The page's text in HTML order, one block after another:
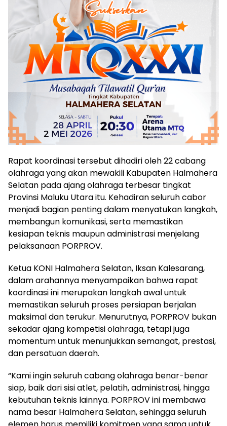
Rapat koordinasi tersebut dihadiri oleh 22 cabang
olahraga yang akan mewakili Kabupaten Halmahera
Selatan pada ajang olahraga terbesar tingkat
Provinsi Maluku Utara itu. Kehadiran seluruh cabor
menjadi bagian penting dalam menyatukan langkah,
membangun komunikasi, serta memastikan
kesiapan teknis maupun administrasi menjelang
pelaksanaan PORPROV.
Ketua KONI Halmahera Selatan, Iksan Kalesarang,
dalam arahannya menyampaikan bahwa rapat
koordinasi ini merupakan langkah awal untuk
memastikan seluruh proses persiapan berjalan
maksimal dan terukur. Menurutnya, PORPROV bukan
sekadar ajang kompetisi olahraga, tetapi juga
momentum untuk menunjukkan semangat, prestasi,
dan persatuan daerah.
“Kami ingin seluruh cabang olahraga benar-benar
siap, baik dari sisi atlet, pelatih, administrasi, hingga
kebutuhan teknis lainnya. PORPROV ini membawa
nama besar Halmahera Selatan, sehingga seluruh